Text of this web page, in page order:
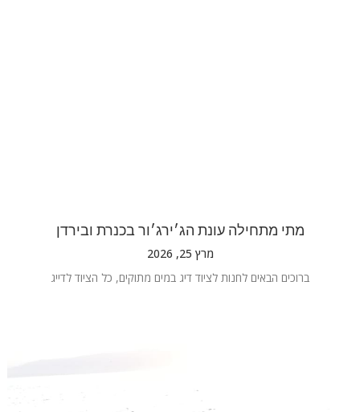
מתי מתחילה עונת הג׳ירג׳ור בכנרת ובירדן
מרץ 25, 2026
ברוכים הבאים לחנות לציוד דיג במים מתוקים, כל הציוד לדייג